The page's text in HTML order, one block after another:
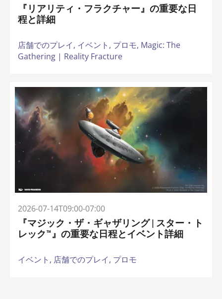
『リアリティ・フラクチャー』の重要な日
程と詳細
店舗でのプレイ, イベント, プロモ, Magic: The
Gathering | Reality Fracture
2026-07-14T09:00-07:00
『マジック・ザ・ギャザリング | スター・ト
レック™』の重要な日程とイベント詳細
イベント, 店舗でのプレイ, プロモ